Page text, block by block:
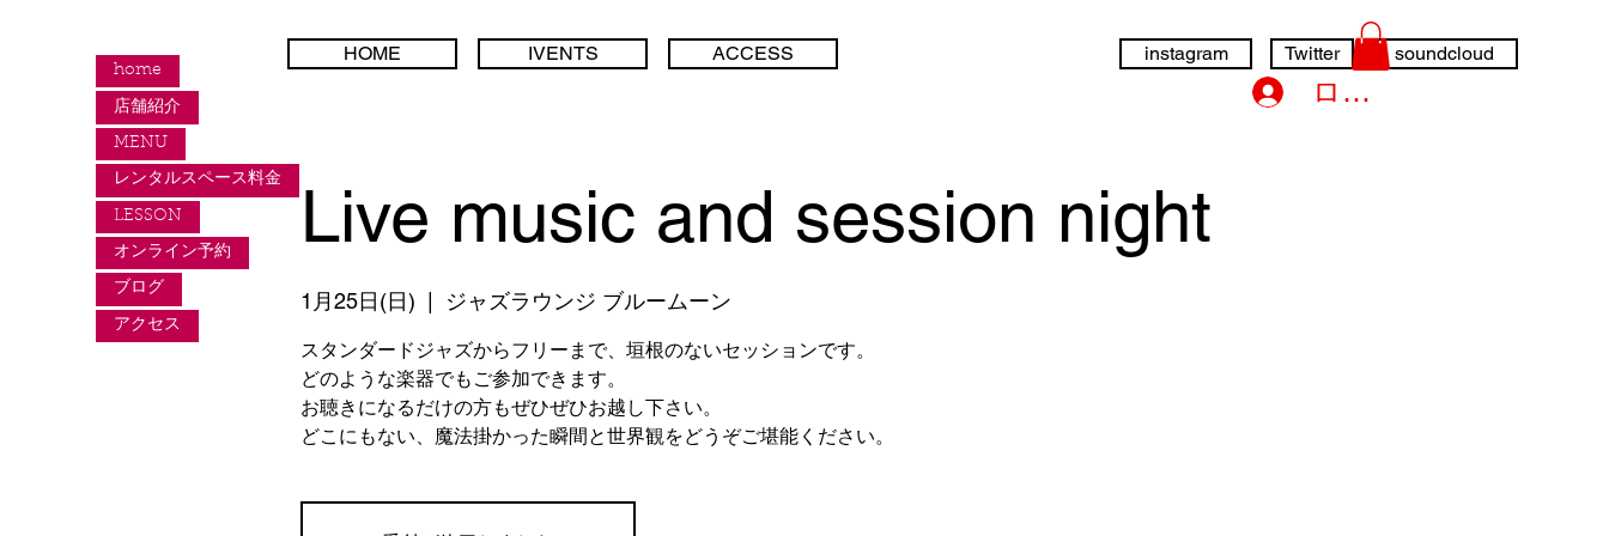
home
店舗紹介
MENU
レンタルスペース料金
LESSON
オンライン予約
ブログ
アクセス
HOME IVENTS ACCESS instagram Twitter soundcloud
ログイン
Live music and session night
1月25日(日)
  |
ジャズラウンジ ブルームーン
スタンダードジャズからフリーまで、垣根のないセッションです。
どのような楽器でもご参加できます。
お聴きになるだけの方もぜひぜひお越し下さい。
どこにもない、魔法掛かった瞬間と世界観をどうぞご堪能ください。